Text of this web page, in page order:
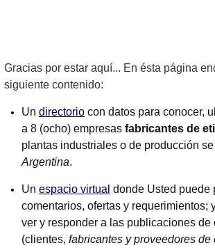
Gracias por estar aquí... En ésta página
siguiente contenido:
Un directorio con datos para conocer,
a 8 (ocho) empresas fabricantes de
plantas industriales o de producción
Argentina.
Un espacio virtual donde Usted puede
comentarios, ofertas y requerimientos;
ver y responder a las publicaciones de
(clientes, fabricantes y proveedores de